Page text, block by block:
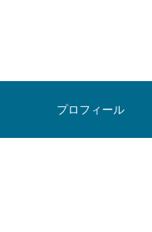
プロフィール